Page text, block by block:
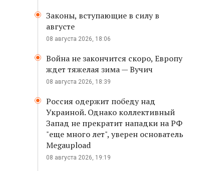
Законы, вступающие в силу в
августе
08 августа 2026, 18:06
Война не закончится скоро, Европу
ждет тяжелая зима — Вучич
08 августа 2026, 18:39
Россия одержит победу над
Украиной. Однако коллективный
Запад не прекратит нападки на РФ
"еще много лет", уверен основатель
Megaupload
08 августа 2026, 19:19